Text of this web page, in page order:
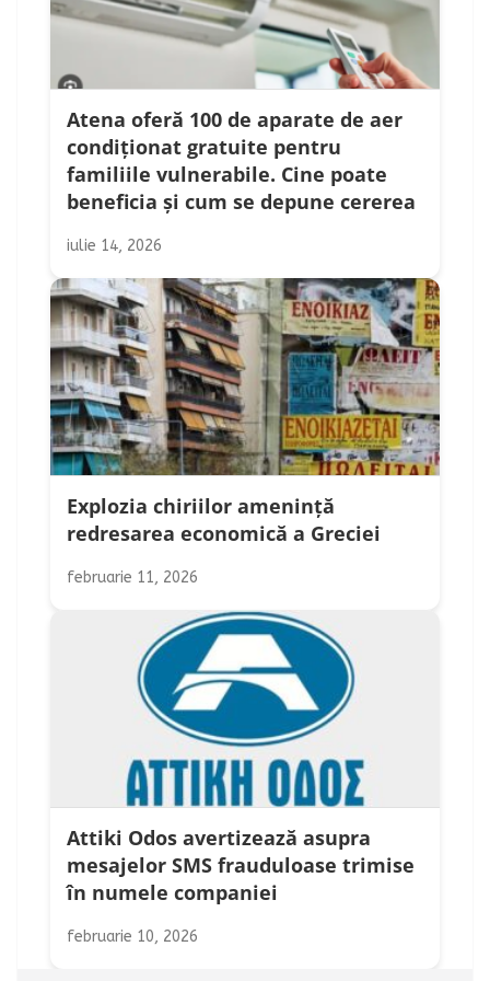
Atena oferă 100 de aparate de aer
condiționat gratuite pentru
familiile vulnerabile. Cine poate
beneficia și cum se depune cererea
iulie 14, 2026
Explozia chiriilor amenință
redresarea economică a Greciei
februarie 11, 2026
Attiki Odos avertizează asupra
mesajelor SMS frauduloase trimise
în numele companiei
februarie 10, 2026